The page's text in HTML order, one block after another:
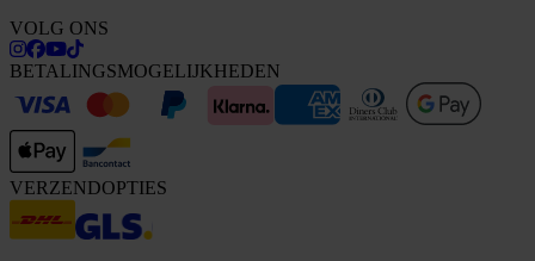
VOLG ONS
BETALINGSMOGELIJKHEDEN
VERZENDOPTIES